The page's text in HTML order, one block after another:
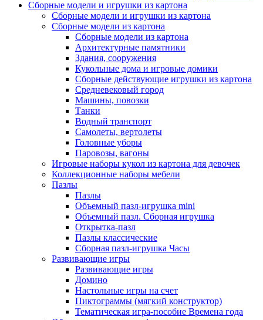
Сборные модели и игрушки из картона
Сборные модели и игрушки из картона
Сборные модели из картона
Сборные модели из картона
Архитектурные памятники
Здания, сооружения
Кукольные дома и игровые домики
Сборные действующие игрушки из картона
Средневековый город
Машины, повозки
Танки
Водный транспорт
Самолеты, вертолеты
Головные уборы
Паровозы, вагоны
Игровые наборы кукол из картона для девочек
Коллекционные наборы мебели
Пазлы
Пазлы
Объемный пазл-игрушка mini
Объемный пазл. Сборная игрушка
Открытка-пазл
Пазлы классические
Сборная пазл-игрушка Часы
Развивающие игры
Развивающие игры
Домино
Настольные игры на счет
Пиктограммы (мягкий конструктор)
Тематическая игра-пособие Времена года